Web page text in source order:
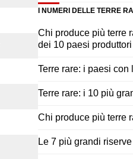
I NUMERI DELLE TERRE
Chi produce più terre
dei 10 paesi produttori
Terre rare: i paesi
Terre rare: i 10 più
Chi produce più terre
Le 7 più grandi